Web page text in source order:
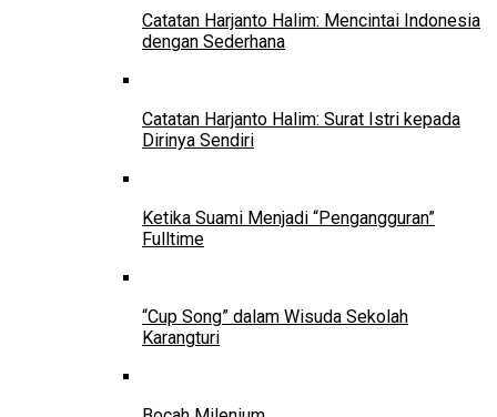
Catatan Harjanto Halim: Mencintai Indonesia
dengan Sederhana
Catatan Harjanto Halim: Surat Istri kepada
Dirinya Sendiri
Ketika Suami Menjadi “Pengangguran”
Fulltime
“Cup Song” dalam Wisuda Sekolah
Karangturi